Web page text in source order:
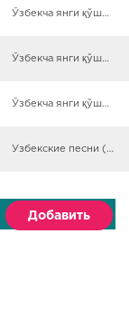
Ўзбекча янги қўшиқлар
Ўзбекча янги қўшиқлар
Ўзбекча янги қўшиқлар
Узбекские песни (Архив)
Добавить